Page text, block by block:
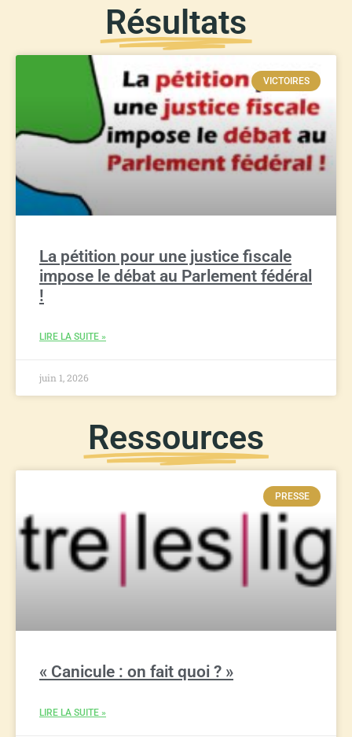
Résultats
VICTOIRES
La pétition pour une justice fiscale
impose le débat au Parlement fédéral
!
LIRE LA SUITE »
juin 1, 2026
Ressources
PRESSE
« Canicule : on fait quoi ? »
LIRE LA SUITE »